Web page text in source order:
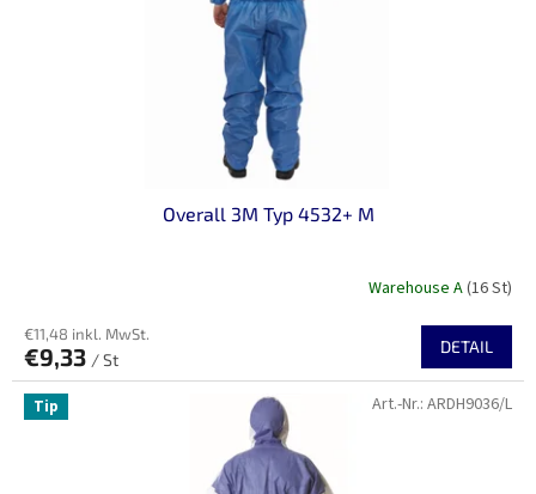
Overall 3M Typ 4532+ M
Warehouse A(16 St)
€11,48 inkl. MwSt.
€9,33 / St
DETAIL
Tip Art.-Nr.: ARDH9036/L